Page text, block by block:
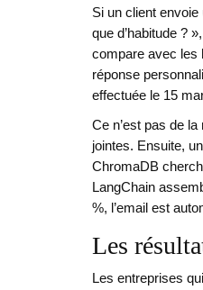
Si un client
que d’habitude ?
compare avec les
réponse
effectuée le 15
Ce n’est pas de
jointes. Ensuite,
ChromaDB
LangChain
%, l’email est
Les
Les entreprises